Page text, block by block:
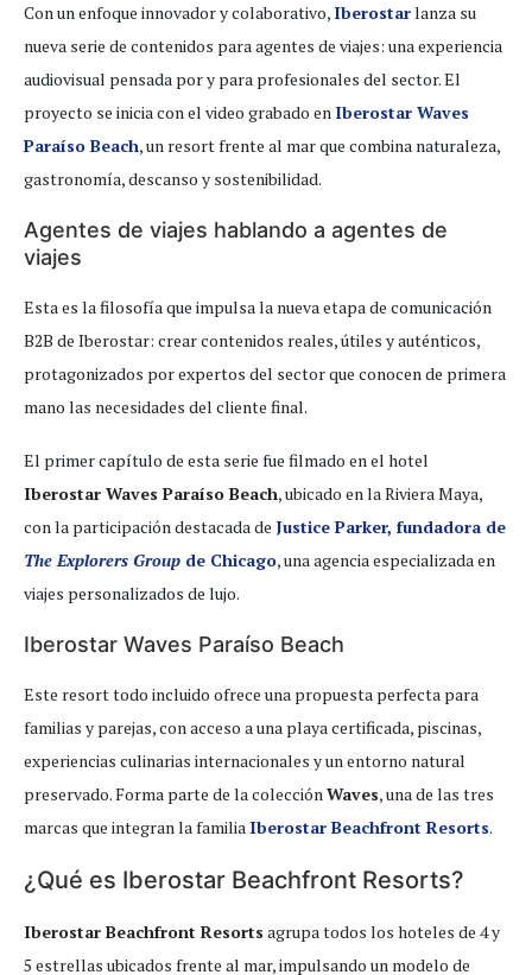
Con un enfoque innovador y colaborativo, Iberostarlanza su
nueva serie de contenidos para agentes de viajes: una experiencia
audiovisual pensada por y para profesionales del sector. El
proyecto se inicia con el video grabado en Iberostar Waves
Paraíso Beach, un resort frente al mar que combina naturaleza,
gastronomía, descanso y sostenibilidad.
Agentes de viajes hablando a agentes de
viajes
Esta es la filosofía que impulsa la nueva etapa de comunicación
B2B de Iberostar: crear contenidos reales, útiles y auténticos,
protagonizados por expertos del sector que conocen de primera
mano las necesidades del cliente final.
El primer capítulo de esta serie fue filmado en el hotel
Iberostar Waves Paraíso Beach, ubicado en la Riviera Maya,
con la participación destacada de Justice Parker, fundadora de
The Explorers Group de Chicago, una agencia especializada en
viajes personalizados de lujo.
Iberostar Waves Paraíso Beach
Este resort todo incluido ofrece una propuesta perfecta para
familias y parejas, con acceso a una playa certificada, piscinas,
experiencias culinarias internacionales y un entorno natural
preservado. Forma parte de la colecciónWaves, una de las tres
marcas que integran la familia Iberostar Beachfront Resorts.
¿Qué es Iberostar Beachfront Resorts?
Iberostar Beachfront Resorts agrupa todos los hoteles de 4 y
5 estrellas ubicados frente al mar, impulsando un modelo de